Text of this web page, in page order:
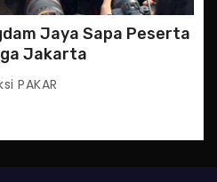
Jaya Sapa Peserta
Jakarta
PAKAR